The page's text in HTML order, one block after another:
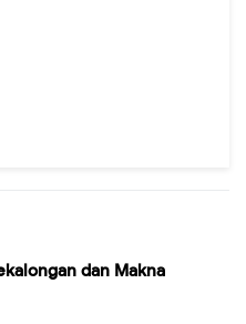
dan Makna